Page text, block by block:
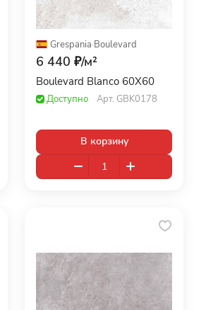
Grespania·Boulevard
6 440 ₽/м²
Boulevard Blanco 60X60
Доступно Арт. GBK0178
В корзину